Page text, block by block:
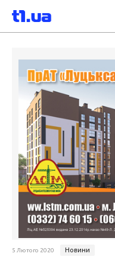
5 Лютого 2020 Новини